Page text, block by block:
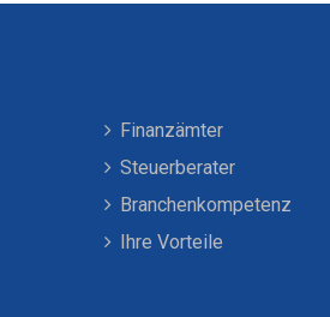
Finanzämter
Steuerberater
Branchenkompetenz
Ihre Vorteile